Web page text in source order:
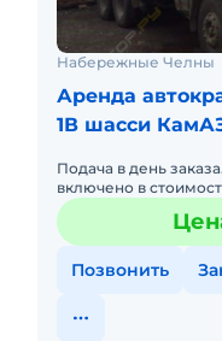
Набережные Челны
Аренда
Подача в день
включено в
Позвонить